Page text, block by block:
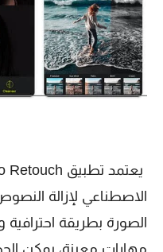
الاصطناعي لإزالة
الصورة بطريقة احترافية
مهارات معينة، يمكن